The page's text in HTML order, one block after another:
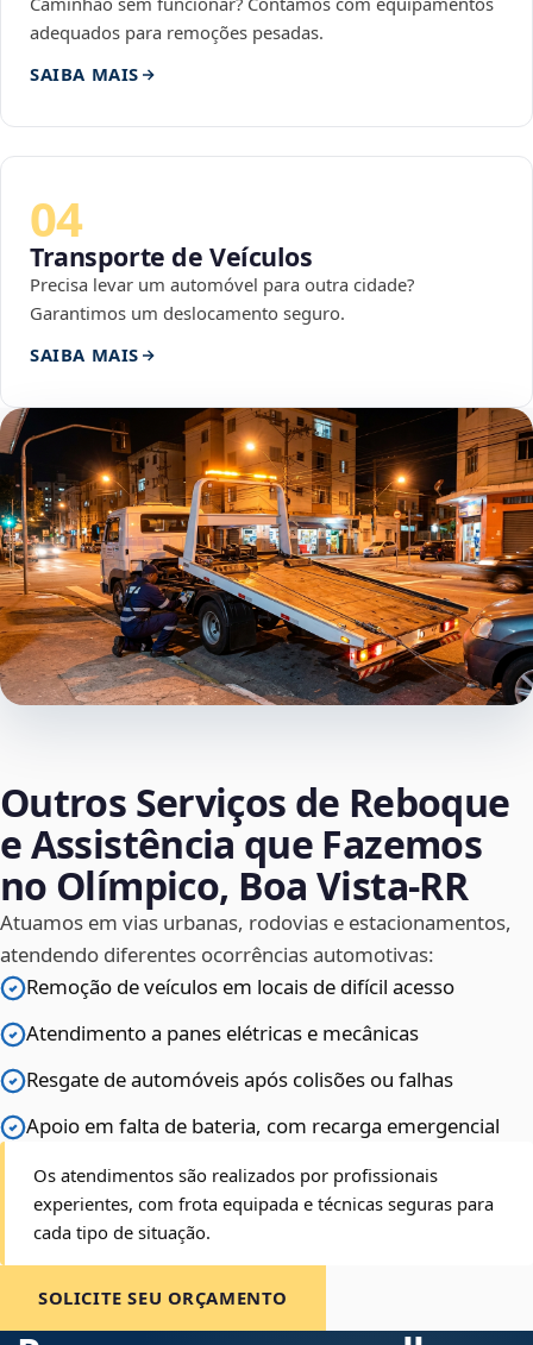
adequados para remoções pesadas.
SAIBA MAIS
04
Transporte de Veículos
Precisa levar um automóvel para outra cidade?
Garantimos um deslocamento seguro.
SAIBA MAIS
Outros Serviços de Reboque
e Assistência que Fazemos
no Olímpico, Boa Vista‑RR
Atuamos em vias urbanas, rodovias e estacionamentos,
atendendo diferentes ocorrências automotivas:
Remoção de veículos em locais de difícil acesso
Atendimento a panes elétricas e mecânicas
Resgate de automóveis após colisões ou falhas
Apoio em falta de bateria, com recarga emergencial
Os atendimentos são realizados por profissionais
experientes, com frota equipada e técnicas seguras para
cada tipo de situação.
SOLICITE SEU ORÇAMENTO